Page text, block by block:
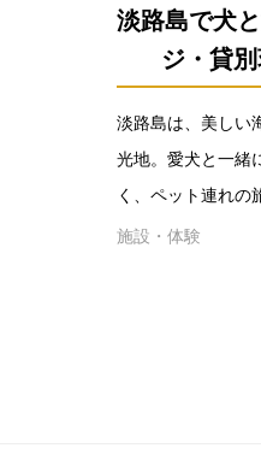
淡路島で犬
ジ・貸
淡路島は、美しい
光地。愛犬と一緒
く、ペット連れの
施設・体験